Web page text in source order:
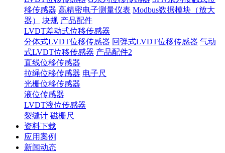
移传感器 高精密电子测量仪表 Modbus数据模块（放大
器）
块规 产品配件
LVDT差动式位移传感器
分体式LVDT位移传感器 回弹式LVDT位移传感器 气动
式LVDT位移传感器 产品配件2
直线位移传感器
拉绳位移传感器 电子尺
光栅位移传感器
液位传感器
LVDT液位传感器
裂缝计 磁栅尺
资料下载
应用案例
新闻动态